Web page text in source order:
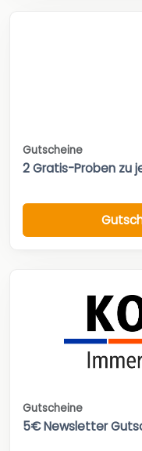
Gutscheine
2 Gratis-Proben zu
Gutscheine
5€ Newsletter